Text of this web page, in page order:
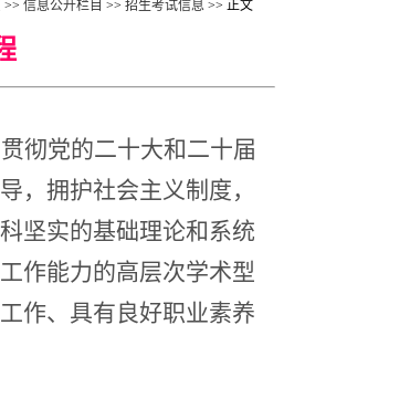
>> 信息公开栏目 >> 招生考试信息 >> 正文
彻党的二十大和二十届
，拥护社会主义制度，
坚实的基础理论和系统
作能力的高层次学术型
作、具有良好职业素养